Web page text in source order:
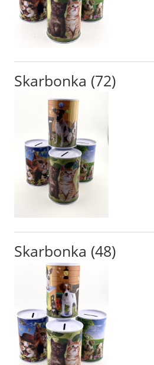
Skarbonka (72)
Skarbonka (48)